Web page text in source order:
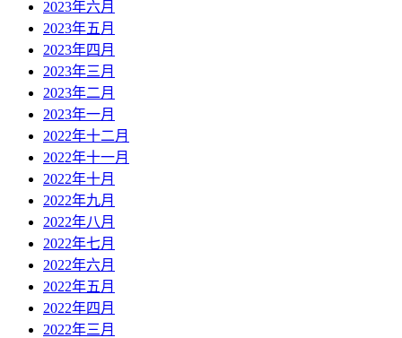
2023年六月
2023年五月
2023年四月
2023年三月
2023年二月
2023年一月
2022年十二月
2022年十一月
2022年十月
2022年九月
2022年八月
2022年七月
2022年六月
2022年五月
2022年四月
2022年三月